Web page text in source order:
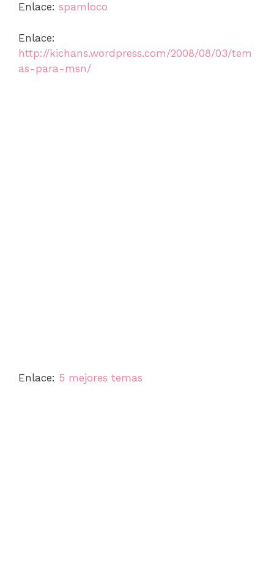
Enlace: spamloco
Enlace:
http://kichans.wordpress.com/2008/08/03/tem
as-para-msn/
Enlace: 5 mejores temas